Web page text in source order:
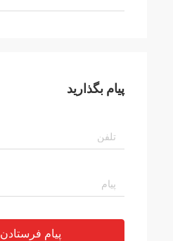
پیام بگذارید
پیام فرستادن